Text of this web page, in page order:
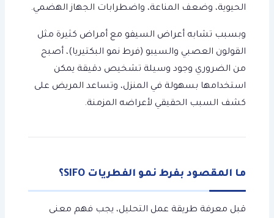
الحيوية، وضعف المناعة، واضطرابات الجهاز الهضمي.
وبسبب تشابه أعراض السيفو مع أمراض كثيرة مثل
القولون العصبي والسيبو (فرط نمو البكتيريا)، أصبح
من الضروري وجود وسيلة تشخيص دقيقة يمكن
استخدامها بسهولة في المنزل، وتساعد المريض على
كشف السبب الحقيقي لأعراضه المزمنة.
ما المقصود بفرط نمو الفطريات SIFO؟
قبل معرفة طريقة عمل التحليل، يجب فهم معنى